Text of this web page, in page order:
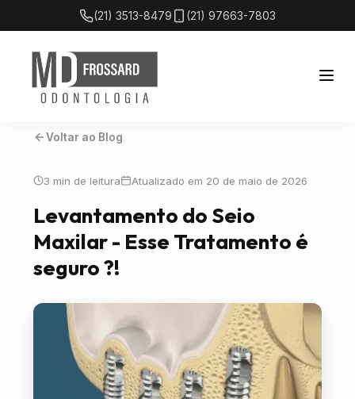
(21) 3513-8479 (21) 97663-7803
Home
Tratamentos
Localização
AGENDE SUA CONSULTA
Voltar ao Blog
3 min de leitura Atualizado em 20 de maio de 2026
Levantamento do Seio
Maxilar - Esse Tratamento é
seguro ?!